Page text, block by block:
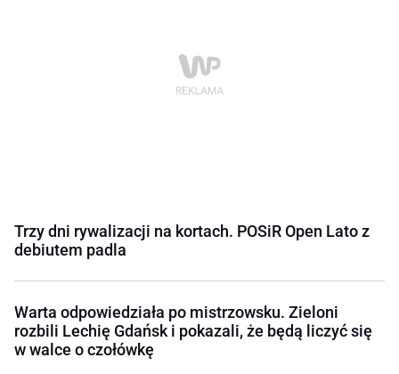
Trzy dni rywalizacji na kortach. POSiR Open Lato z
debiutem padla
Warta odpowiedziała po mistrzowsku. Zieloni
rozbili Lechię Gdańsk i pokazali, że będą liczyć się
w walce o czołówkę